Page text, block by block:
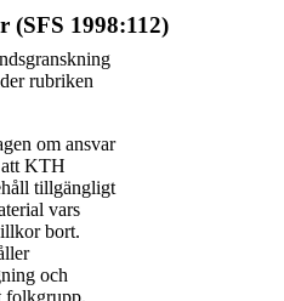
(SFS 1998:112)
rubriken
om ansvar
att KTH
tillgängligt
vars
bort.
och
folkgrupp,